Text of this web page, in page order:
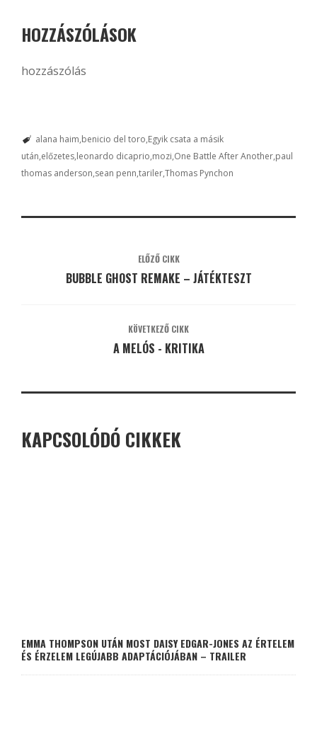
HOZZÁSZÓLÁSOK
hozzászólás
alana haim benicio del toro Egyik csata a másik
után előzetes leonardo dicaprio mozi One Battle After Another paul
thomas anderson sean penn tarilerThomas Pynchon
ELŐZŐ CIKK
BUBBLE GHOST REMAKE – JÁTÉKTESZT
KÖVETKEZŐ CIKK
A MELÓS - KRITIKA
KAPCSOLÓDÓ CIKKEK
EMMA THOMPSON UTÁN MOST DAISY EDGAR-JONES AZ ÉRTELEM
ÉS ÉRZELEM LEGÚJABB ADAPTÁCIÓJÁBAN – TRAILER